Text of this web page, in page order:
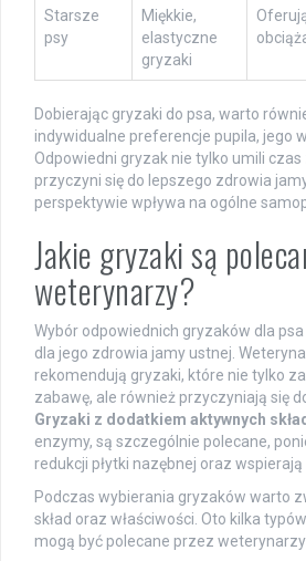
Starsze
psy
Miękkie,
elastyczne
gryzaki
Dobierając gryzaki do psa, warto
indywidualne preferencje pupila, jego
Odpowiedni gryzak nie tylko umili czas
przyczyni się do lepszego zdrowia
perspektywie wpływa na ogólne
Jakie gryzaki są
weterynarzy?
Wybór odpowiednich gryzaków dla
dla jego zdrowia jamy ustnej.
rekomendują gryzaki, które nie tylko
zabawę, ale również przyczyniają się
Gryzaki z dodatkiem aktywnych
enzymy, są szczególnie polecane,
redukcji płytki nazębnej oraz
Podczas wybierania gryzaków warto
skład oraz właściwości. Oto kilka
mogą być polecane przez